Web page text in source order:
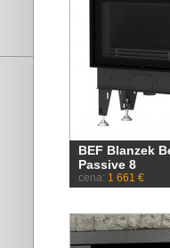
BEF Blanzek
Passive 8
cena: 1 661 €